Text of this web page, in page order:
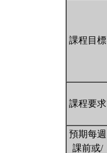
課程目標
課程要求
預期每週
課前或/